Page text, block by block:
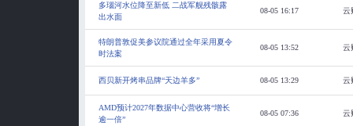
多瑙河水位降至新低 二战军舰残骸露
出水面
08-05 16:17 云
特朗普敦促美参议院通过全年采用夏令
时法案
08-05 13:52 云
西贝新开烤串品牌“天边羊多” 08-05 13:29 云
AMD预计2027年数据中心营收将“增长
逾一倍”
08-05 07:36 云